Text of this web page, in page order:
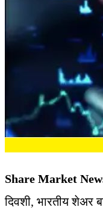
Share Market
दिवशी, भारतीय शेअर